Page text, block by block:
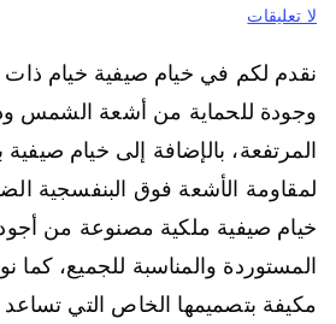
لا تعليقات
نقدم لكم في خيام صيفية خيام
وجودة للحماية من أشعة الشمس
المرتفعة، بالإضافة إلى خيام صيفية
لمقاومة الأشعة فوق البنفسجية
خيام صيفية ملكية مصنوعة من أجود
المستوردة والمناسبة للجميع، كما
مكيفة بتصميمها الخاص التي